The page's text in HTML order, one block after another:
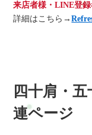
来店者様・LINE登録
詳細はこちら→
四十肩・
連ページ